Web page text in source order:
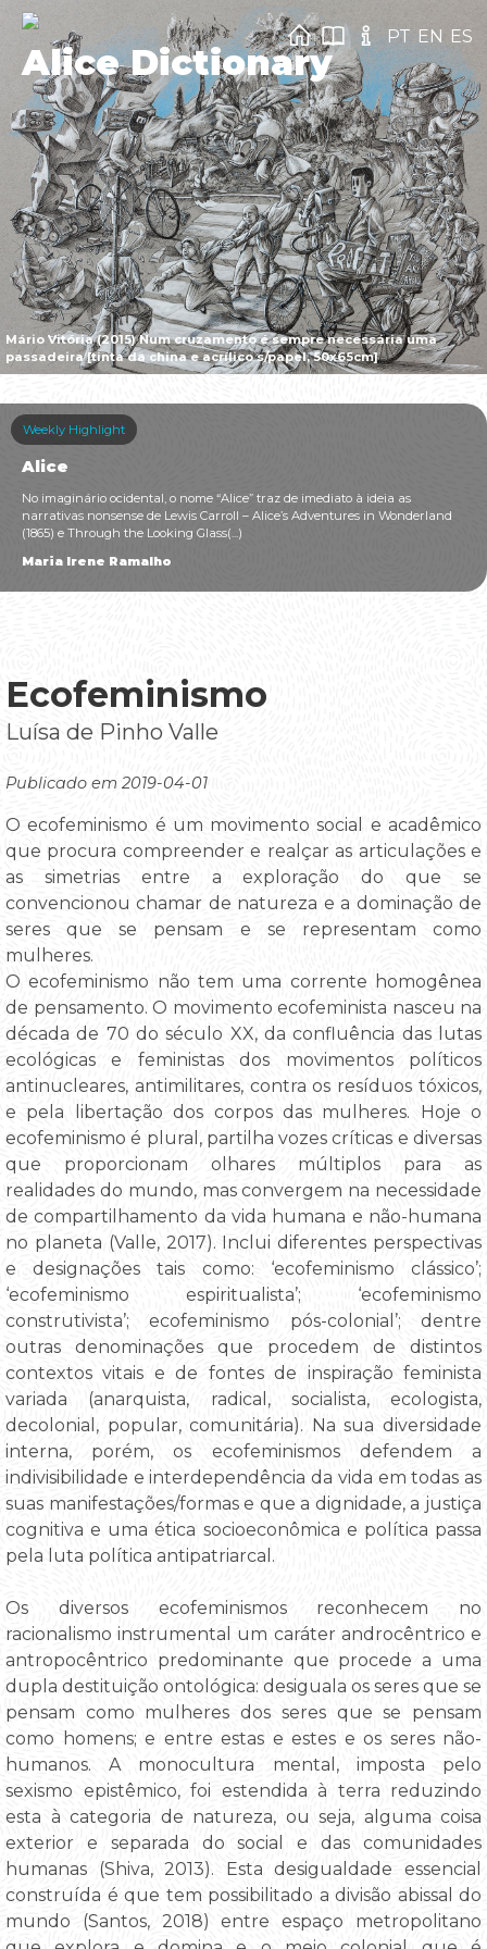
Mário Vitória (2015) Num cruzamento é sempre necessária uma
passadeira [tinta da china e acrílico s/papel, 50x65cm]
Alice Dictionary
PT EN ES
Weekly Highlight
Alice
No imaginário ocidental, o nome “Alice” traz de imediato à ideia as
narrativas nonsense de Lewis Carroll – Alice’s Adventures in Wonderland
(1865) e Through the Looking Glass(...)
Maria Irene Ramalho
Ecofeminismo
Luísa de Pinho Valle
Publicado em 2019-04-01
O ecofeminismo é um movimento social e acadêmico
que procura compreender e realçar as articulações e
as simetrias entre a exploração do que se
convencionou chamar de natureza e a dominação de
seres que se pensam e se representam como
mulheres.
O ecofeminismo não tem uma corrente homogênea
de pensamento. O movimento ecofeminista nasceu na
década de 70 do século XX, da confluência das lutas
ecológicas e feministas dos movimentos políticos
antinucleares, antimilitares, contra os resíduos tóxicos,
e pela libertação dos corpos das mulheres. Hoje o
ecofeminismo é plural, partilha vozes críticas e diversas
que proporcionam olhares múltiplos para as
realidades do mundo, mas convergem na necessidade
de compartilhamento da vida humana e não-humana
no planeta (Valle, 2017). Inclui diferentes perspectivas
e designações tais como: ‘ecofeminismo clássico’;
‘ecofeminismo espiritualista’; ‘ecofeminismo
construtivista’; ecofeminismo pós-colonial’; dentre
outras denominações que procedem de distintos
contextos vitais e de fontes de inspiração feminista
variada (anarquista, radical, socialista, ecologista,
decolonial, popular, comunitária). Na sua diversidade
interna, porém, os ecofeminismos defendem a
indivisibilidade e interdependência da vida em todas as
suas manifestações/formas e que a dignidade, a justiça
cognitiva e uma ética socioeconômica e política passa
pela luta política antipatriarcal.
Os diversos ecofeminismos reconhecem no
racionalismo instrumental um caráter androcêntrico e
antropocêntrico predominante que procede a uma
dupla destituição ontológica: desiguala os seres que se
pensam como mulheres dos seres que se pensam
como homens; e entre estas e estes e os seres não-
humanos. A monocultura mental, imposta pelo
sexismo epistêmico, foi estendida à terra reduzindo
esta à categoria de natureza, ou seja, alguma coisa
exterior e separada do social e das comunidades
humanas (Shiva, 2013). Esta desigualdade essencial
construída é que tem possibilitado a divisão abissal do
mundo (Santos, 2018) entre espaço metropolitano